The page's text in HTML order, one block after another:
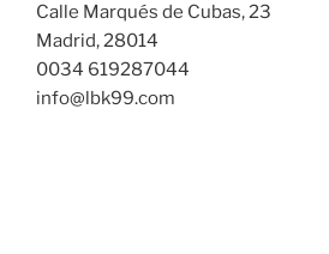
Calle Marqués de Cubas, 23
Madrid, 28014
0034 619287044
info@lbk99.com